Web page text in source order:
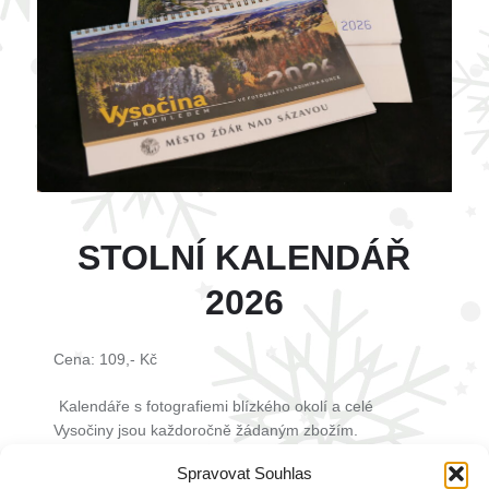
Spravovat Souhlas
STOLNÍ KALENDÁŘ
2026
Cena: 109,- Kč
Kalendáře s fotografiemi blízkého okolí a celé
Vysočiny jsou každoročně žádaným zbožím.